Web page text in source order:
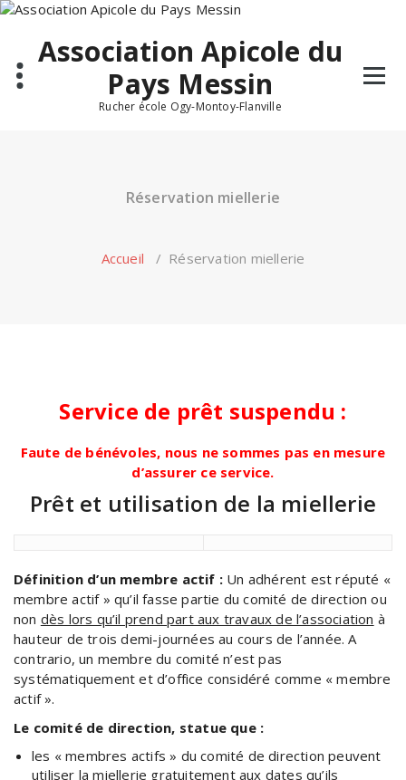
Skip
contentAssociation Apicole du
Pays Messin
Rucher école Ogy-Montoy-Flanville
Réservation miellerie
Accueil / Réservation miellerie
Service de prêt suspendu :
Faute de bénévoles, nous ne sommes pas en mesure
d’assurer ce service.
Prêt et utilisation de la miellerie
Définition d’un membre actif : Un adhérent est réputé «
membre actif » qu’il fasse partie du comité de direction ou
non dès lors qu’il prend part aux travaux de l’association à
hauteur de trois demi-journées au cours de l’année. A
contrario, un membre du comité n’est pas
systématiquement et d’office considéré comme « membre
actif ».
Le comité de direction, statue que :
les « membres actifs » du comité de direction peuvent
utiliser la miellerie gratuitement aux dates qu’ils